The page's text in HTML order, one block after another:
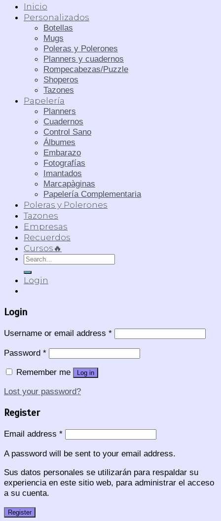
Inicio
Personalizados
Botellas
Mugs
Poleras y Polerones
Planners y cuadernos
Rompecabezas/Puzzle
Shoperos
Tazones
Papelería
Planners
Cuadernos
Control Sano
Álbumes
Embarazo
Fotografías
Imantados
Marcapàginas
Papelería Complementaria
Poleras y Polerones
Tazones
Empresas
Recuerdos
Cursos🔥
Search
Login
Login
Username or email address *
Password *
Remember me
Log in
Lost your password?
Register
Email address *
A password will be sent to your email address.
Sus datos personales se utilizarán para respaldar su
experiencia en este sitio web, para administrar el acceso
a su cuenta.
Register